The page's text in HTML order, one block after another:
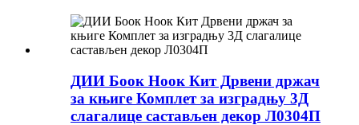
ДИИ Боок Ноок Кит Дрвени држач
за књиге Комплет за изградњу 3Д
слагалице састављен декор Л0304П